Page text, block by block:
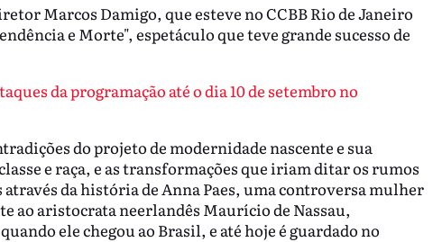
Marcos Damigo, que esteve no CCBB Rio de Janeiro
e Morte", espetáculo que teve grande sucesso de
da programação até o dia 10 de setembro no
do projeto de modernidade nascente e sua
e raça, e as transformações que iriam ditar os rumos
da história de Anna Paes, uma controversa mulher
ao aristocrata neerlandês Maurício de Nassau,
ele chegou ao Brasil, e até hoje é guardado no